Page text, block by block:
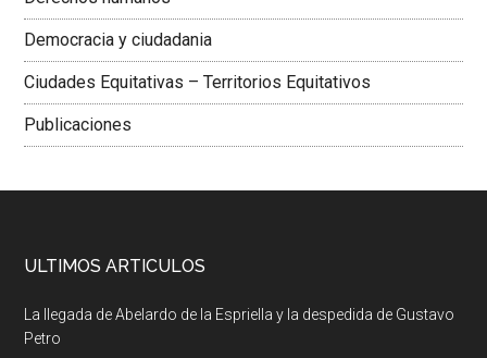
Democracia y ciudadania
Ciudades Equitativas – Territorios Equitativos
Publicaciones
ULTIMOS ARTICULOS
La llegada de Abelardo de la Espriella y la despedida de Gustavo
Petro